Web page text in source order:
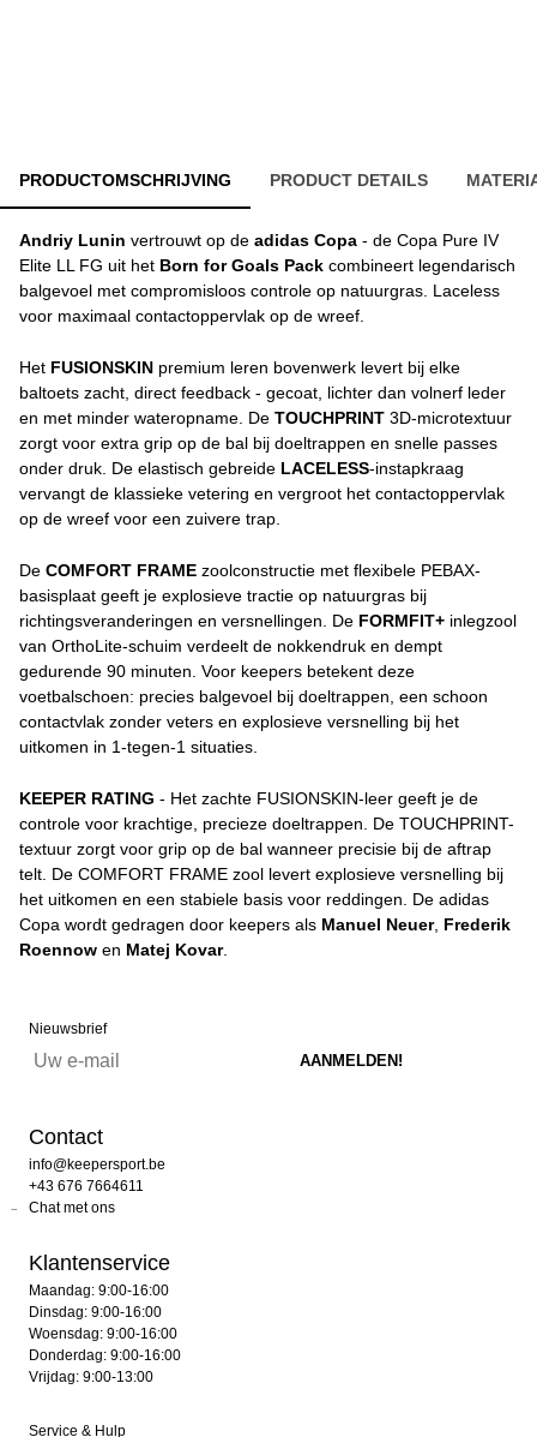
PRODUCTOMSCHRIJVING PRODUCT DETAILS
Andriy Lunin vertrouwt op de adidas Copa - de Copa Pure IV
Elite LL FG uit het Born for Goals Pack combineert legendarisch
balgevoel met compromisloos controle op natuurgras. Laceless
voor maximaal contactoppervlak op de wreef.
Het FUSIONSKIN premium leren bovenwerk levert bij elke
baltoets zacht, direct feedback - gecoat, lichter dan volnerf leder
en met minder wateropname. De TOUCHPRINT 3D-microtextuur
zorgt voor extra grip op de bal bij doeltrappen en snelle passes
onder druk. De elastisch gebreide LACELESS-instapkraag
vervangt de klassieke vetering en vergroot het contactoppervlak
op de wreef voor een zuivere trap.
De COMFORT FRAME zoolconstructie met flexibele PEBAX-
basisplaat geeft je explosieve tractie op natuurgras bij
richtingsveranderingen en versnellingen. De FORMFIT+ inlegzool
van OrthoLite-schuim verdeelt de nokkendruk en dempt
gedurende 90 minuten. Voor keepers betekent deze
voetbalschoen: precies balgevoel bij doeltrappen, een schoon
contactvlak zonder veters en explosieve versnelling bij het
uitkomen in 1-tegen-1 situaties.
KEEPER RATING - Het zachte FUSIONSKIN-leer geeft je de
controle voor krachtige, precieze doeltrappen. De TOUCHPRINT-
textuur zorgt voor grip op de bal wanneer precisie bij de aftrap
telt. De COMFORT FRAME zool levert explosieve versnelling bij
het uitkomen en een stabiele basis voor reddingen. De adidas
Copa wordt gedragen door keepers als Manuel Neuer, Frederik
Roennow en Matej Kovar.
Nieuwsbrief
Contact
info@keepersport.be
+43 676 7664611
Chat met ons
Klantenservice
Maandag: 9:00-16:00
Dinsdag: 9:00-16:00
Woensdag: 9:00-16:00
Donderdag: 9:00-16:00
Vrijdag: 9:00-13:00
Service & Hulp